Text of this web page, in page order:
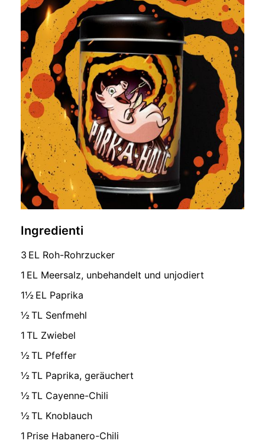
Ingredienti
3 EL Roh-Rohrzucker
1 EL Meersalz, unbehandelt und unjodiert
1½ EL Paprika
½ TL Senfmehl
1 TL Zwiebel
½ TL Pfeffer
½ TL Paprika, geräuchert
½ TL Cayenne-Chili
½ TL Knoblauch
1 Prise Habanero-Chili